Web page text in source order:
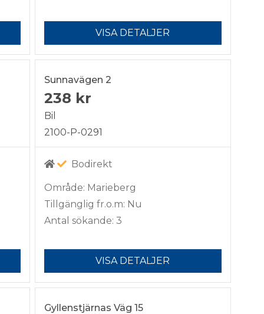
VISA DETALJER
Sunnavägen 2
238 kr
Bil
2100-P-0291
Bodirekt
Område: Marieberg
Tillgänglig fr.o.m: Nu
Antal sökande: 3
VISA DETALJER
Gyllenstjärnas Väg 15